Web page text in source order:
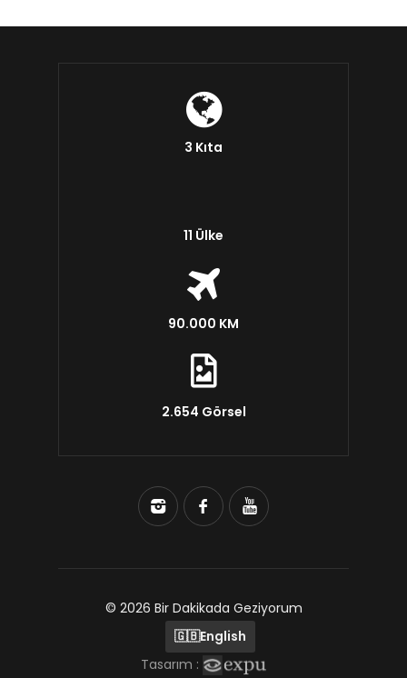
3 Kıta
11 Ülke
90.000 KM
2.654 Görsel
© 2026 Bir Dakikada Geziyorum
🇬🇧English
Tasarım :